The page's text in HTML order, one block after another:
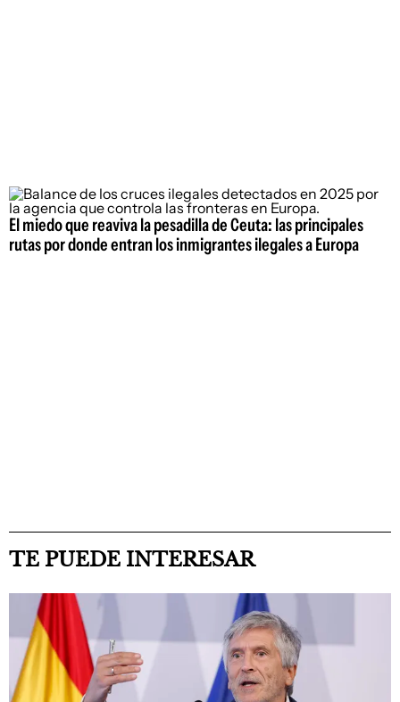
El miedo que reaviva la pesadilla de Ceuta: las principales
rutas por donde entran los inmigrantes ilegales a Europa
TE PUEDE INTERESAR